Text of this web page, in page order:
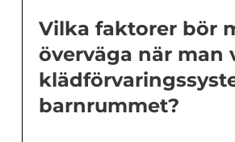
Vilka faktorer bör
överväga när man
barnrummet?